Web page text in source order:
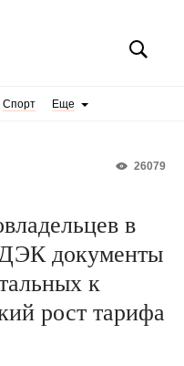
Спорт Еще
26079
в
документы
к
рост тарифа